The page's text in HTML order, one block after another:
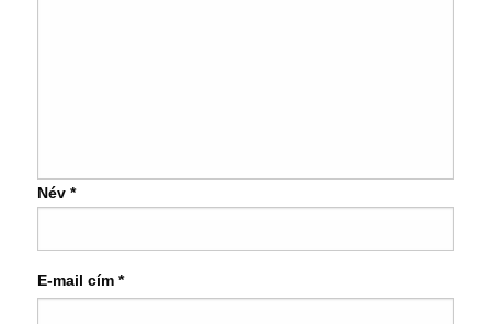
Név *
E-mail cím *